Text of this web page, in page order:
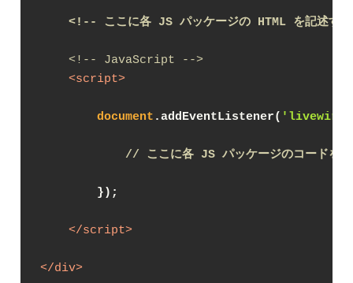
<!-- ここに各 JS パッケージの HTML を記述す
<!-- JavaScript -->
<script>
document .addEventListener(
// ここに各 JS パッケージのコードを記
        });
</script>
</div>